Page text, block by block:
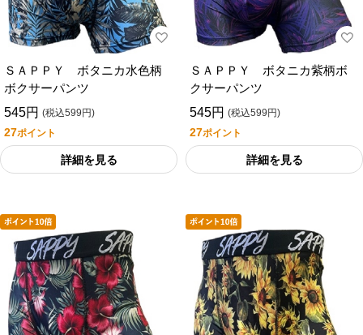
ＳＡＰＰＹ ボタニカ水色柄
ボクサーパンツ
545円 (税込599円)
27ポイント
詳細を見る
ＳＡＰＰＹ ボタニカ紫柄ボ
クサーパンツ
545円 (税込599円)
27ポイント
詳細を見る